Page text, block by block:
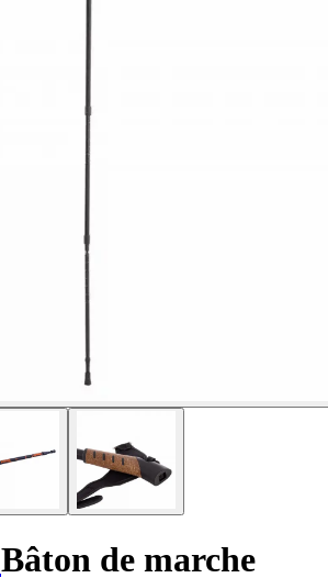
Bâton de marche